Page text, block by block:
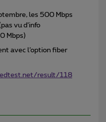
les 500 Mbps
vu d’info
Mbps)
avec l’option fiber
result/118